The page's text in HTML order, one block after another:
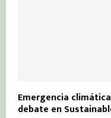
Emergencia
debate en